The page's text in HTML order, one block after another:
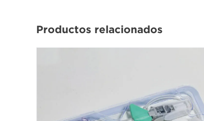
Productos relacionados